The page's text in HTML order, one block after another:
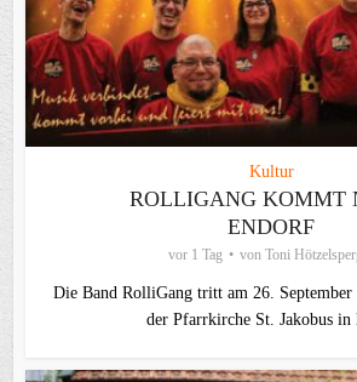
Kultur
ROLLIGANG KOMMT
ENDORF
vor 1 Tag von Toni
Die Band RolliGang tritt am 26.
der Pfarrkirche St. Jakobus in